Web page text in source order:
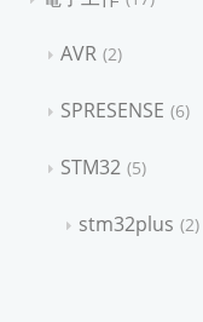
AVR 2
SPRESENSE 6
STM32 5
stm32plus 2